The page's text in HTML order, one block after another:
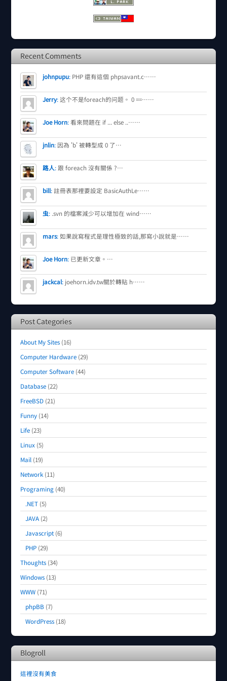
Recent Comments
johnpupu: PHP 還有這個 phpsavant.c……
Jerry:这个不是foreach的问题。 0 ==……
Joe Horn:看來問題在 if ... else ..……
jnlin: 因為 'b' 被轉型成 0 了…
路人: 跟 foreach 沒有關係 ?…
bill:註冊表那裡要設定 BasicAuthLe……
虫: .svn 的檔案減少可以增加在 wind……
mars:如果說寫程式是理性極致的話,那寫小說就是……
Joe Horn: 已更新文章。…
jackcal: joehorn.idv.tw關於轉貼 h……
Post Categories
About My Sites (16)
Computer Hardware (29)
Computer Software (44)
Database (22)
FreeBSD (21)
Funny (14)
Life (23)
Linux (5)
Mail (19)
Network (11)
Programing (40)
.NET (5)
JAVA (2)
Javascript (6)
PHP (29)
Thoughts (34)
Windows (13)
WWW (71)
phpBB (7)
WordPress (18)
Blogroll
這裡沒有美食